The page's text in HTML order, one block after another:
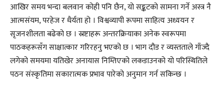
आखिर समय भन्दा बलवान कोही पनि छैन, यो सङ्कटको सामना गर्ने अस्त्र नै
आत्मसंयम, परहेज र धैर्यता हो । विश्वव्यापी रूपमा साहित्य अध्ययन र
सृजनशीलता बढेको छ । स्रष्टाहरू अन्तरक्रियाका अनेक स्वरूपमा
पाठकहरूसँग साक्षात्कार गरिरहनु भएको छ । भाग दौड र व्यस्तताले गाँज्दै
लगेको समयमा यतिखेर अनायास निम्तिएको लकडाउनको यो परिस्थितिले
पठन संस्कृतिमा सकारात्मक प्रभाव पारेको अनुमान गर्न सकिन्छ ।